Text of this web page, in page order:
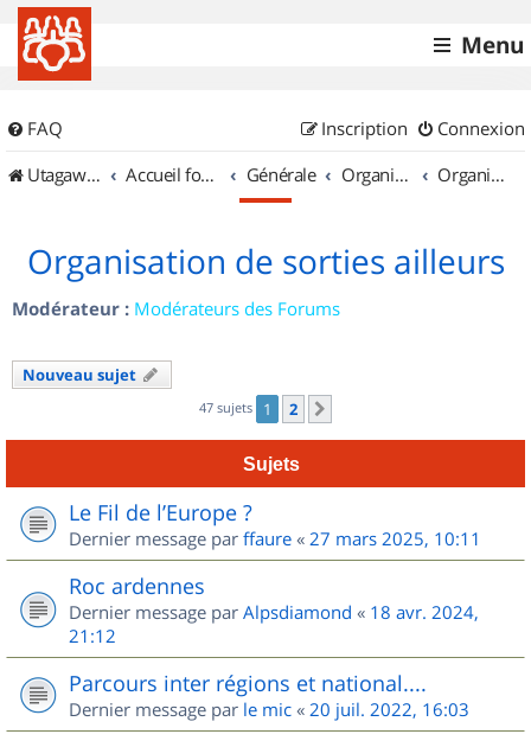
Menu
FAQ Connexion
Inscription
UtagawaVTT (Randos VTT et VTTAE avec traces GPS)
Accueil forum Générale Organisation de sorties & Recherche de partenaires Organisation de sorties ailleurs
Organisation de sorties ailleurs
Modérateur : Modérateurs des Forums
Nouveau sujet
47 sujets 1 2
Sujets
Le Fil de l’Europe ?
Dernier message par ffaure « 27 mars 2025, 10:11
Roc ardennes
Dernier message par Alpsdiamond « 18 avr. 2024,
21:12
Parcours inter régions et national....
Dernier message par le mic « 20 juil. 2022, 16:03